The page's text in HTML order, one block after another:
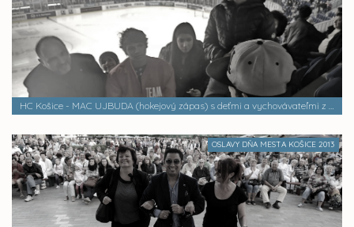
HC Košice - MAC UJBUDA (hokejový zápas) s deťmi a vychovávateľmi z Centra pre rodiny a deti v KNV
OSLAVY DŇA MESTA KOŠICE 2013